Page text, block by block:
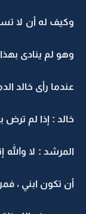
وكيف له أن لا
وهو لم ينادى
عندما رأى خالد
خالد : إذا لم ترض
المرشد : لا
أن تكون ابني ،